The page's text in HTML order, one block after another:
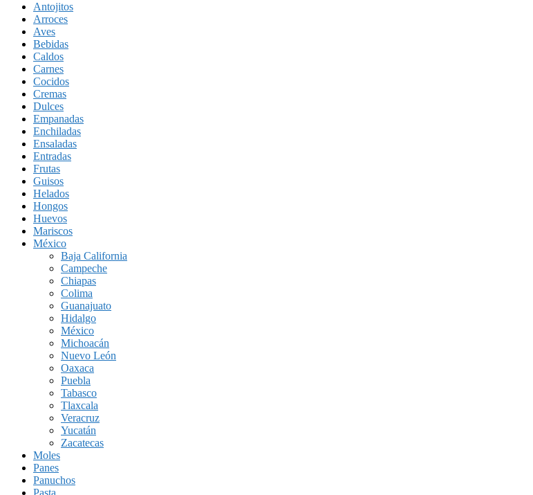
Antojitos
Arroces
Aves
Bebidas
Caldos
Carnes
Cocidos
Cremas
Dulces
Empanadas
Enchiladas
Ensaladas
Entradas
Frutas
Guisos
Helados
Hongos
Huevos
Mariscos
México
Baja California
Campeche
Chiapas
Colima
Guanajuato
Hidalgo
México
Michoacán
Nuevo León
Oaxaca
Puebla
Tabasco
Tlaxcala
Veracruz
Yucatán
Zacatecas
Moles
Panes
Panuchos
Pasta